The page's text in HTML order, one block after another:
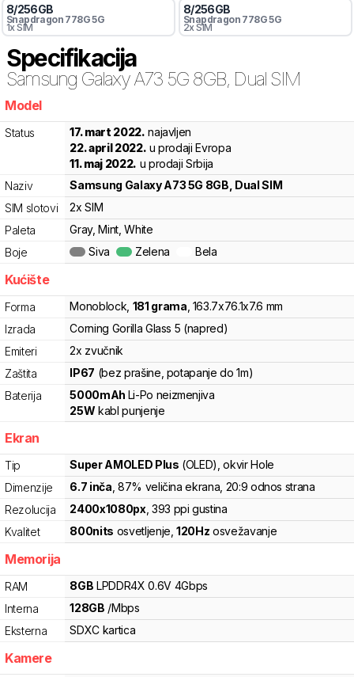
8/256GB
Snapdragon 778G 5G
1x SIM
8/256GB
Snapdragon 778G 5G
2x SIM
Specifikacija
Samsung Galaxy A73 5G 8GB, Dual SIM
Model
Status 17. mart 2022. najavljen
22. april 2022. u prodaji Evropa
11. maj 2022. u prodaji Srbija
Naziv
Samsung Galaxy A73 5G 8GB, Dual SIM
SIM slotovi
2x SIM
Paleta
Gray, Mint, White
Boje
Siva Zelena Bela
Kućište
Forma Monoblock 181 grama 163.7x76.1x7.6 mm
Izrada
Corning Gorilla Glass 5 (napred)
Emiteri
2x zvučnik
Zaštita
IP67 (bez prašine, potapanje do 1m)
Baterija
5000mAh Li-Po neizmenjiva
25W kabl punjenje
Ekran
Tip Super AMOLED Plus (OLED) , okvir Hole
Dimenzije
6.7 inča , 87% veličina ekrana , 20:9 odnos strana
Rezolucija
2400x1080px, 393 ppi gustina
Kvalitet
800nits osvetljenje 120Hz osvežavanje
Memorija
RAM 8GB LPDDR4X 0.6V 4Gbps
Interna
128GB /Mbps
Eksterna
SDXC kartica
Kamere